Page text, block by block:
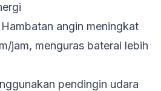
Hambatan angin meningkat
jam, menguras baterai lebih
pendingin udara